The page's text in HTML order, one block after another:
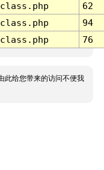
62
94
76
此给您带来的访问不便我